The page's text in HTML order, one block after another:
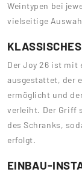
Weintypen bei
vielseitige
Der Joy 26 ist mit
ausgestattet, der
ermöglicht und
verleiht. Der Griff
des Schranks,
erfolgt.
EINBAU-